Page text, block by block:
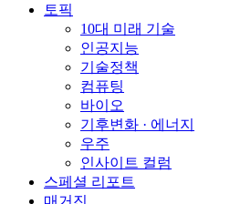
토픽
10대 미래 기술
인공지능
기술정책
컴퓨팅
바이오
기후변화 · 에너지
우주
인사이트 컬럼
스페셜 리포트
매거진